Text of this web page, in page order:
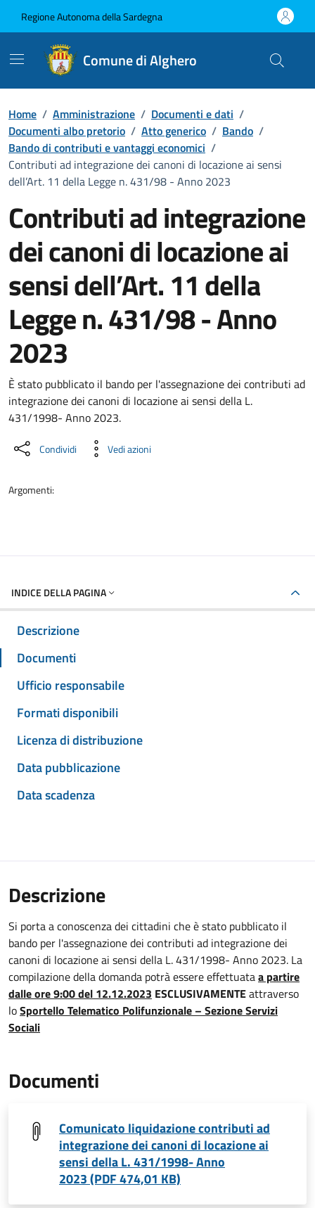
Regione Autonoma della Sardegna
Comune di Alghero
Home / Amministrazione / Documenti e dati /
Documenti albo pretorio / Atto generico / Bando /
Bando di contributi e vantaggi economici /
Contributi ad integrazione dei canoni di locazione ai sensi
dell’Art. 11 della Legge n. 431/98 - Anno 2023
Contributi ad integrazione
dei canoni di locazione ai
sensi dell’Art. 11 della
Legge n. 431/98 - Anno
2023
Dettaglio del documento
È stato pubblicato il bando per l'assegnazione dei contributi ad
integrazione dei canoni di locazione ai sensi della L.
431/1998- Anno 2023.
Condividi Vedi azioni
Argomenti:
INDICE DELLA PAGINA
Descrizione
Documenti
Ufficio responsabile
Formati disponibili
Licenza di distribuzione
Data pubblicazione
Data scadenza
Descrizione
Si porta a conoscenza dei cittadini che è stato pubblicato il
bando per l'assegnazione dei contributi ad integrazione dei
canoni di locazione ai sensi della L. 431/1998- Anno 2023. La
compilazione della domanda potrà essere effettuataa partire
dalle ore 9:00 del 12.12.2023 ESCLUSIVAMENTEattraverso
loSportello Telematico Polifunzionale – Sezione Servizi
Sociali
Documenti
Comunicato liquidazione contributi ad
integrazione dei canoni di locazione ai
sensi della L. 431/1998- Anno
2023 (PDF 474,01 KB)